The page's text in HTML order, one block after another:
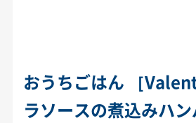
おうちごはん ［
ラソースの煮込みハン